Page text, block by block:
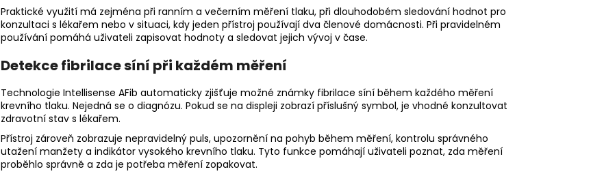
Praktické využití má zejména při ranním a večerním měření tlaku, při dlouhodobém sledování hodnot pro
konzultaci s lékařem nebo v situaci, kdy jeden přístroj používají dva členové domácnosti. Při pravidelném
používání pomáhá uživateli zapisovat hodnoty a sledovat jejich vývoj v čase.
Detekce fibrilace síní při každém měření
Technologie Intellisense AFib automaticky zjišťuje možné známky fibrilace síní během každého měření
krevního tlaku. Nejedná se o diagnózu. Pokud se na displeji zobrazí příslušný symbol, je vhodné konzultovat
zdravotní stav s lékařem.
Přístroj zároveň zobrazuje nepravidelný puls, upozornění na pohyb během měření, kontrolu správného
utažení manžety a indikátor vysokého krevního tlaku. Tyto funkce pomáhají uživateli poznat, zda měření
proběhlo správně a zda je potřeba měření zopakovat.